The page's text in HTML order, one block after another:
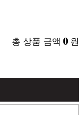
총 상품 금액 0 원